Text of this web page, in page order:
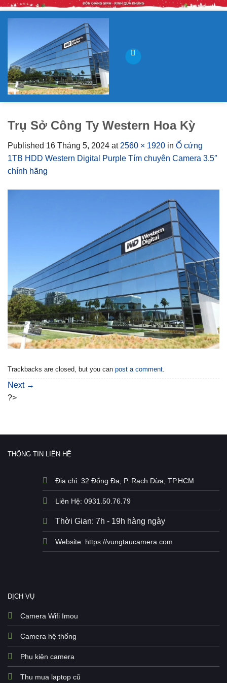
Skip
Trụ Sở Công Ty Western Hoa Kỳ
Published 16 Tháng 5, 2024 at 2560 × 1920 in Ổ cứng
1TB HDD Western Digital Purple Tím chuyên Camera 3.5″
chính hãng
Trackbacks are closed, but you can post a comment
Next →
?>
THÔNG TIN LIÊN HỆ
Địa chỉ: 32 Đống Đa, P. Rạch Dừa, TP.HCM
Liên Hệ: 0931.50.76.79
Thời Gian: 7h - 19h hàng ngày
Website: https://vungtaucamera.com
DỊCH VỤ
Camera Wifi Imou
Camera hệ thống
Phụ kiện camera
Thu mua laptop cũ